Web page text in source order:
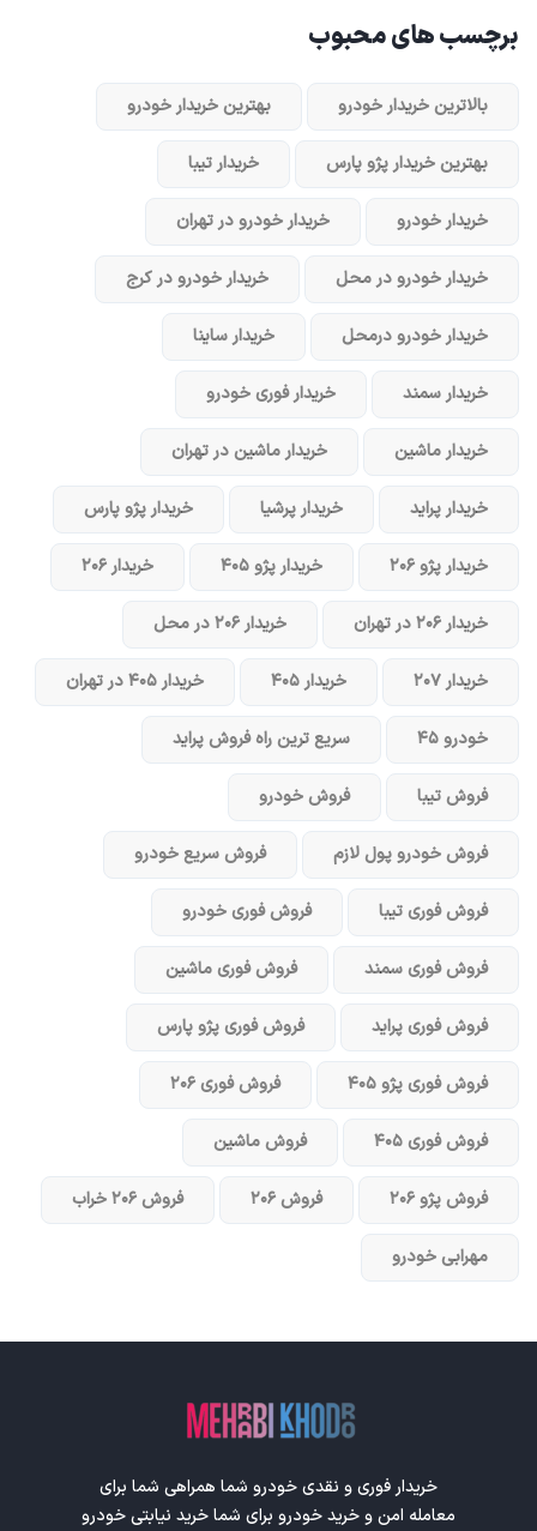
برچسب های محبوب
بالاترین خریدار خودرو بهترین خریدار خودرو
بهترین خریدار پژو پارس خریدار تیبا
خریدار خودرو خریدار خودرو در تهران
خریدار خودرو در محل خریدار خودرو در کرج
خریدار خودرو در‌محل خریدار ساینا
خریدار سمند خریدار فوری خودرو
خریدار ماشین خریدار ماشین در تهران
خریدار پراید خریدار پرشیا خریدار پژو پارس
خریدار پژو ۲۰۶ خریدار پژو ۴۰۵ خریدار ۲۰۶
خریدار ۲۰۶ در تهران خریدار ۲۰۶ در محل
خریدار ۲۰۷ خریدار ۴۰۵ خریدار ۴۰۵ در تهران
خودرو ۴۵ سریع ترین راه فروش پراید
فروش تیبا فروش خودرو
فروش خودرو پول لازم فروش سریع خودرو
فروش فوری تیبا فروش فوری خودرو
فروش فوری سمند فروش فوری ماشین
فروش فوری پراید فروش فوری پژو پارس
فروش فوری پژو ۴۰۵ فروش فوری ۲۰۶
فروش فوری ۴۰۵ فروش ماشین
فروش پژو ۲۰۶ فروش ۲۰۶ فروش ۲۰۶ خراب
مهرابی خودرو
خریدار فوری و نقدی خودرو شما همراهی شما برای
معامله امن و خرید خودرو برای شما خرید نیابتی خودرو